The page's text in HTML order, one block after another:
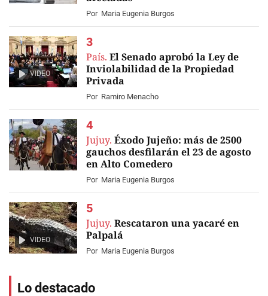
Por Maria Eugenia Burgos
VIDEO
País. El Senado aprobó la Ley de
Inviolabilidad de la Propiedad
Privada
Por Ramiro Menacho
Jujuy. Éxodo Jujeño: más de 2500
gauchos desfilarán el 23 de agosto
en Alto Comedero
Por Maria Eugenia Burgos
VIDEO
Jujuy. Rescataron una yacaré en
Palpalá
Por Maria Eugenia Burgos
Lo destacado